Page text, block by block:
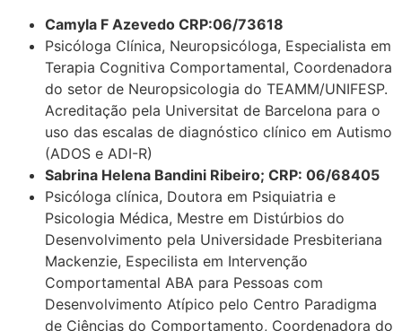
Camyla F Azevedo CRP:06/73618
Psicóloga Clínica, Neuropsicóloga, Especialista em
Terapia Cognitiva Comportamental, Coordenadora
do setor de Neuropsicologia do TEAMM/UNIFESP.
Acreditação pela Universitat de Barcelona para o
uso das escalas de diagnóstico clínico em Autismo
(ADOS e ADI-R)
Sabrina Helena Bandini Ribeiro; CRP: 06/68405
Psicóloga clínica, Doutora em Psiquiatria e
Psicologia Médica, Mestre em Distúrbios do
Desenvolvimento pela Universidade Presbiteriana
Mackenzie, Especilista em Intervenção
Comportamental ABA para Pessoas com
Desenvolvimento Atípico pelo Centro Paradigma
de Ciências do Comportamento, Coordenadora do